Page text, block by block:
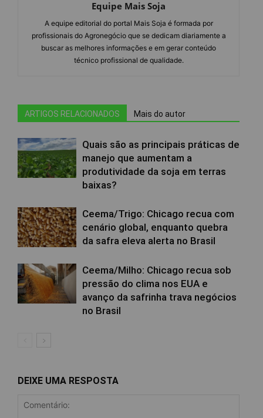
Equipe Mais Soja
A equipe editorial do portal Mais Soja é formada por
profissionais do Agronegócio que se dedicam diariamente a
buscar as melhores informações e em gerar conteúdo
técnico profissional de qualidade.
ARTIGOS RELACIONADOS Mais do autor
Quais são as principais práticas de
manejo que aumentam a
produtividade da soja em terras
baixas?
Ceema/Trigo: Chicago recua com
cenário global, enquanto quebra
da safra eleva alerta no Brasil
Ceema/Milho: Chicago recua sob
pressão do clima nos EUA e
avanço da safrinha trava negócios
no Brasil
DEIXE UMA RESPOSTA